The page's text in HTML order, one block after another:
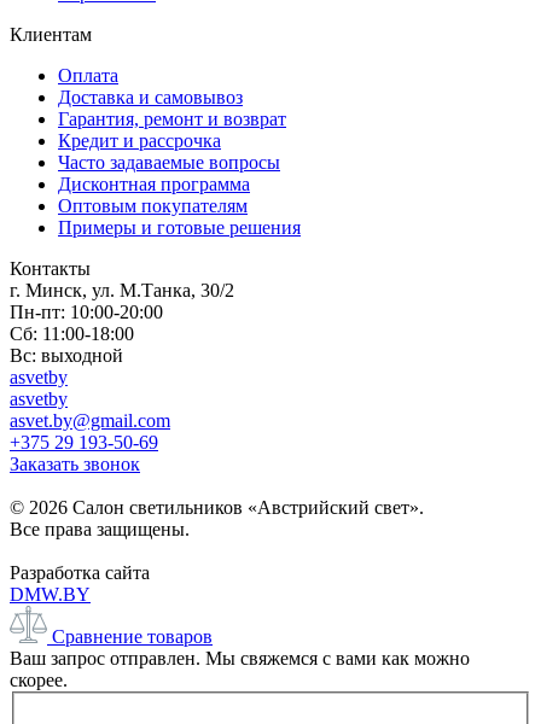
Клиентам
Оплата
Доставка и самовывоз
Гарантия, ремонт и возврат
Кредит и рассрочка
Часто задаваемые вопросы
Дисконтная программа
Оптовым покупателям
Примеры и готовые решения
Контакты
г. Минск, ул. М.Танка, 30/2
Пн-пт: 10:00-20:00
Сб: 11:00-18:00
Вс: выходной
asvetby
asvetby
asvet.by@gmail.com
+375 29 193-50-69
Заказать звонок
© 2026 Салон светильников «Австрийский свет».
Все права защищены.
Разработка сайта
DMW.BY
Сравнение товаров
Ваш запрос отправлен. Мы свяжемся с вами как можно
скорее.